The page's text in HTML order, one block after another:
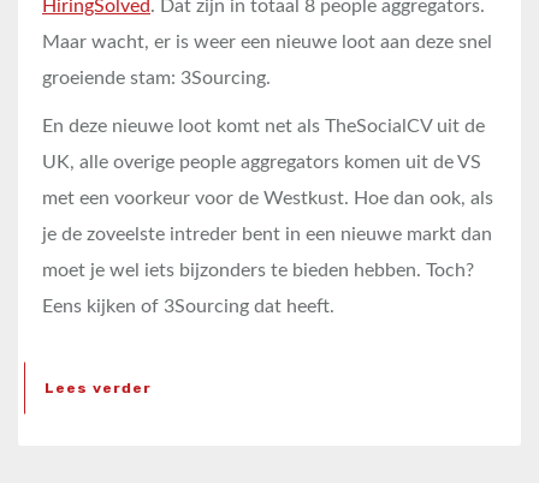
HiringSolved. Dat zijn in totaal 8 people aggregators.
Maar wacht, er is weer een nieuwe loot aan deze snel
groeiende stam: 3Sourcing.
En deze nieuwe loot komt net als TheSocialCV uit de
UK, alle overige people aggregators komen uit de VS
met een voorkeur voor de Westkust. Hoe dan ook, als
je de zoveelste intreder bent in een nieuwe markt dan
moet je wel iets bijzonders te bieden hebben. Toch?
Eens kijken of 3Sourcing dat heeft.
Lees verder